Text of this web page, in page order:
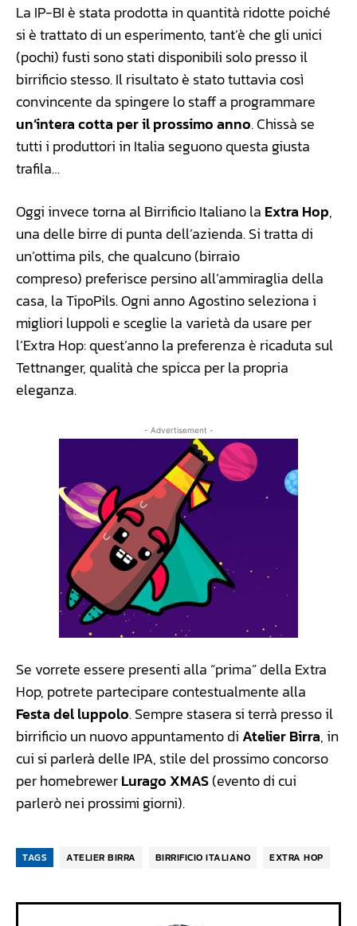
La IP-BI è stata prodotta in quantità ridotte poiché
si è trattato di un esperimento, tant’è che gli unici
(pochi) fusti sono stati disponibili solo presso il
birrificio stesso. Il risultato è stato tuttavia così
convincente da spingere lo staff a programmare
un’intera cotta per il prossimo anno. Chissà se
tutti i produttori in Italia seguono questa giusta
trafila…
Oggi invece torna al Birrificio Italiano la Extra Hop,
una delle birre di punta dell’azienda. Si tratta di
un’ottima pils, che qualcuno (birraio
compreso) preferisce persino all’ammiraglia della
casa, la TipoPils. Ogni anno Agostino seleziona i
migliori luppoli e sceglie la varietà da usare per
l’Extra Hop: quest’anno la preferenza è ricaduta sul
Tettnanger, qualità che spicca per la propria
eleganza.
- Advertisement -
Se vorrete essere presenti alla “prima” della Extra
Hop, potrete partecipare contestualmente alla
Festa del luppolo. Sempre stasera si terrà presso il
birrificio un nuovo appuntamento diAtelier Birra, in
cui si parlerà delle IPA, stile del prossimo concorso
per homebrewerLurago XMAS(evento di cui
parlerò nei prossimi giorni).
TAGS ATELIER BIRRA BIRRIFICIO ITALIANO EXTRA HOP